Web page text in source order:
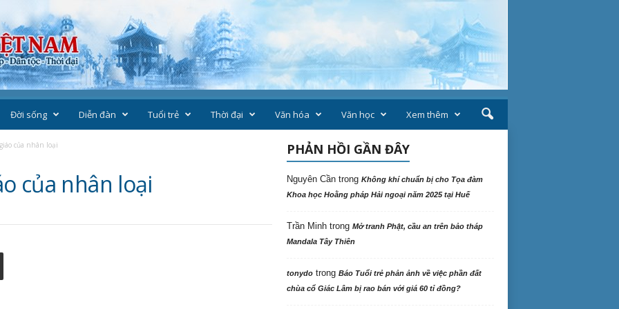
Đời sống Diễn đàn Tuổi trẻ Thời đại Văn hóa Văn học Xem thêm
của nhân loại
của nhân loại
PHẢN HỒI GẦN ĐÂY
Nguyên Cầntrong Không khí chuẩn bị cho Tọa đàm
Khoa học Hoằng pháp Hải ngoại năm 2025 tại Huế
Trần Minhtrong Mở tranh Phật, cầu an trên bảo tháp
Mandala Tây Thiên
tonydotrong Báo Tuổi trẻ phản ảnh về việc phần đất
chùa cổ Giác Lâm bị rao bán với giá 60 tỉ đồng?